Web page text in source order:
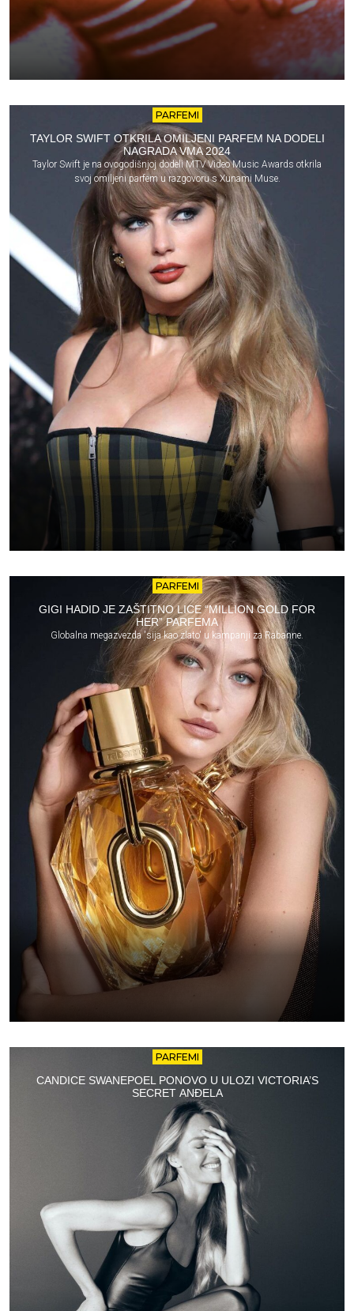
PARFEMI
TAYLOR SWIFT OTKRILA OMILJENI PARFEM NA DODELI
NAGRADA VMA 2024
Taylor Swift je na ovogodišnjoj dodeli MTV Video Music Awards otkrila
svoj omiljeni parfem u razgovoru s Xunami Muse.
PARFEMI
GIGI HADID JE ZAŠTITNO LICE “MILLION GOLD FOR
HER” PARFEMA
Globalna megazvezda 'sija kao zlato' u kampanji za Rabanne.
PARFEMI
CANDICE SWANEPOEL PONOVO U ULOZI VICTORIA’S
SECRET ANĐELA